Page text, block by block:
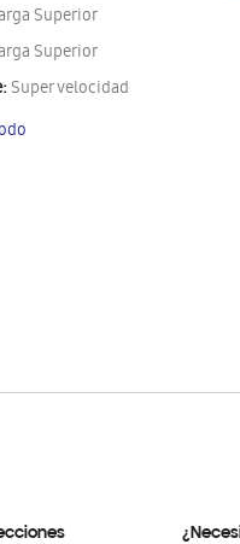
Superior
Superior
Super velocidad